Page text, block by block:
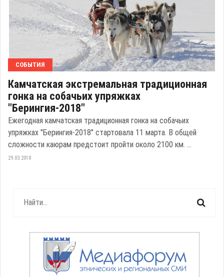
СОБЫТИЯ
Камчатская экстремальная традиционная
гонка на собачьих упряжках
"Берингия-2018"
Ежегодная камчатская традиционная гонка на собачьих
упряжках "Берингия-2018" стартовала 11 марта. В общей
сложности каюрам предстоит пройти около 2100 км. ...
29.03.2018